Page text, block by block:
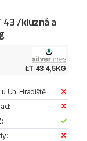
43 /kluzná a
ŁT 43 4,5KG
Uh. Hradiště: